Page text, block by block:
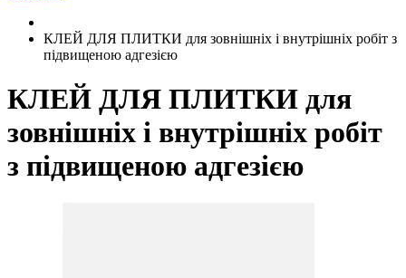
КЛЕЙ ДЛЯ ПЛИТКИ для зовнішніх і внутрішніх робіт з
підвищеною адгезією
КЛЕЙ ДЛЯ ПЛИТКИ для
зовнішніх і внутрішніх робіт
з підвищеною адгезією